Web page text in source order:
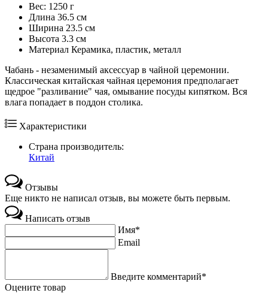
Вес: 1250 г
Длина 36.5 см
Ширина 23.5 см
Высота 3.3 см
Maтериал Керамика, пластик, металл
Чабань - незаменимый аксессуар в чайной церемонии.
Классическая китайская чайная церемония предполагает
щедрое "разливание" чая, омывание посуды кипятком. Вся
влага попадает в поддон столика.
Характеристики
Страна производитель:
Китай
Отзывы
Еще никто не написал отзыв, вы можете быть первым.
Написать отзыв
Имя*
Email
Введите комментарий*
Оцените товар